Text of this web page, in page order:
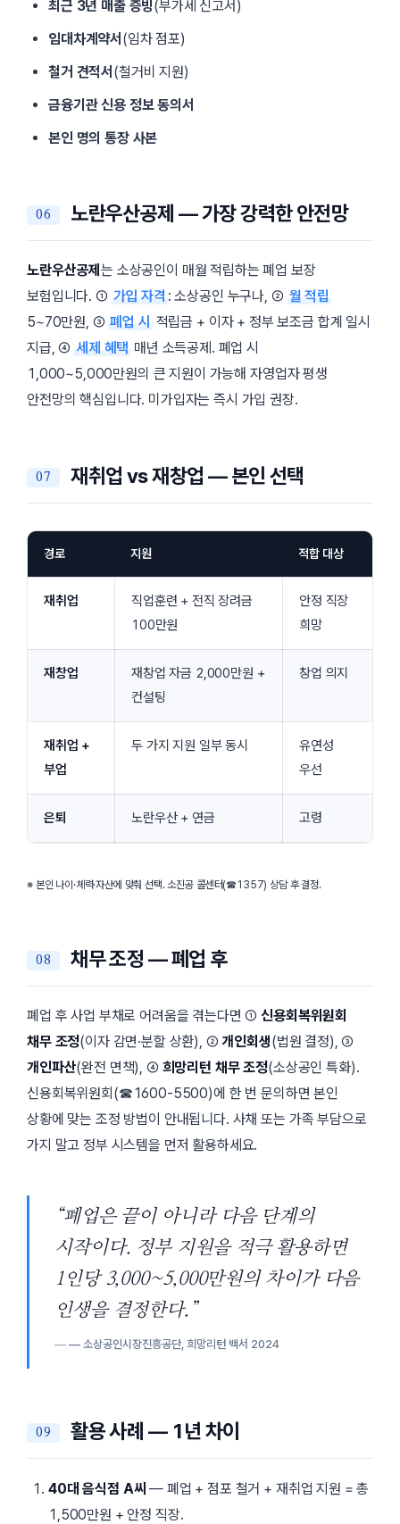
최근 3년 매출 증빙(부가세 신고서)
임대차계약서 (임차 점포)
철거 견적서 (철거비 지원)
금융기관 신용 정보 동의서
본인 명의 통장 사본
노란우산공제 — 가장 강력한 안전망
노란우산공제는 소상공인이 매월 적립하는 폐업 보장
보험입니다. ① 가입 자격 : 소상공인 누구나, ② 월 적립
5~70만원, ③ 폐업 시 적립금 + 이자 + 정부 보조금 합계 일시
지급, ④ 세제 혜택 매년 소득공제. 폐업 시
1,000~5,000만원의 큰 지원이 가능해 자영업자 평생
안전망의 핵심입니다. 미가입자는 즉시 가입 권장.
재취업 vs 재창업 — 본인 선택
경로 지원 적합 대상
재취업
직업훈련 + 전직 장려금
100만원
안정 직장
희망
재창업
재창업 자금 2,000만원 +
컨설팅
창업 의지
재취업 +
부업
두 가지 지원 일부 동시
유연성
우선
은퇴 노란우산 + 연금 고령
※ 본인 나이·체력·자산에 맞춰 선택. 소진공 콜센터(☎1357) 상담 후 결정.
채무 조정 — 폐업 후
폐업 후 사업 부채로 어려움을 겪는다면 ①신용회복위원회
채무 조정(이자 감면·분할 상환), ②개인회생(법원 결정), ③
개인파산(완전 면책), ④ 희망리턴 채무 조정(소상공인 특화).
신용회복위원회(☎1600-5500)에 한 번 문의하면 본인
상황에 맞는 조정 방법이 안내됩니다. 사채 또는 가족 부담으로
가지 말고 정부 시스템을 먼저 활용하세요.
“폐업은 끝이 아니라 다음 단계의
시작이다. 정부 지원을 적극 활용하면
1인당 3,000~5,000만원의 차이가 다음
인생을 결정한다.”
— 소상공인시장진흥공단, 희망리턴 백서 2024
활용 사례 — 1년 차이
40대 음식점 A씨 — 폐업 + 점포 철거 + 재취업 지원 = 총
1,500만원 + 안정 직장.